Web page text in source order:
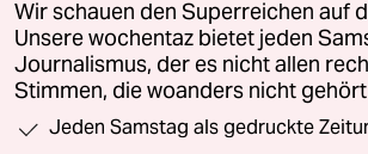
Wir schauen den Superreichen auf
Unsere wochentaz bietet jeden
Journalismus, der es nicht allen
Stimmen, die woanders nicht
Jeden Samstag als gedruckte